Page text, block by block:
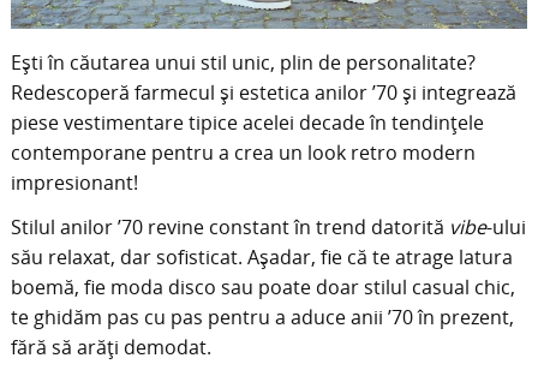
Ești în căutarea unui stil unic, plin de personalitate?
Redescoperă farmecul și estetica anilor ’70 și integrează
piese vestimentare tipice acelei decade în tendințele
contemporane pentru a crea un look retro modern
impresionant!
Stilul anilor ’70 revine constant în trend datorită vibe-ului
său relaxat, dar sofisticat. Așadar, fie că te atrage latura
boemă, fie moda disco sau poate doar stilul casual chic,
te ghidăm pas cu pas pentru a aduce anii ’70 în prezent,
fără să arăți demodat.